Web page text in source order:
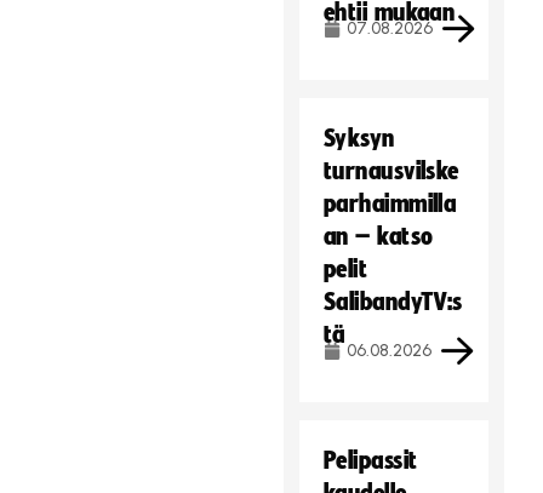
ehtii mukaan
07.08.2026
Syksyn
turnausvilske
parhaimmilla
an – katso
pelit
SalibandyTV:s
tä
06.08.2026
Pelipassit